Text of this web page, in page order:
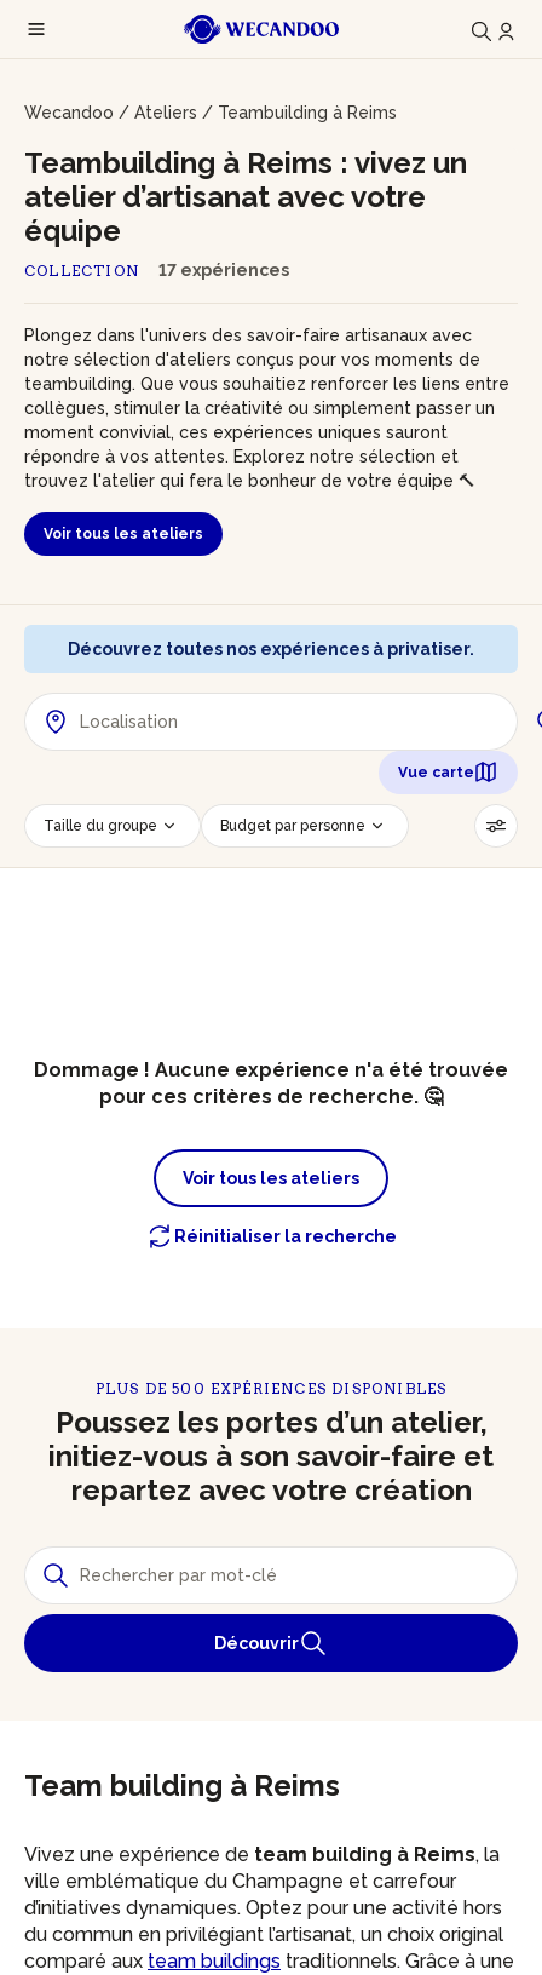
Wecandoo / Ateliers / Teambuilding à Reims
COLLECTION 17 expériences
Teambuilding à Reims : vivez un
atelier d’artisanat avec votre
équipe
Plongez dans l'univers des savoir-faire artisanaux avec
notre sélection d'ateliers conçus pour vos moments de
teambuilding. Que vous souhaitiez renforcer les liens entre
collègues, stimuler la créativité ou simplement passer un
moment convivial, ces expériences uniques sauront
répondre à vos attentes. Explorez notre sélection et
trouvez l'atelier qui fera le bonheur de votre équipe 🔨
Voir tous les ateliers
Découvrez toutes nos expériences à privatiser.
Vue carte
Taille du groupe Budget par personne
Savoir-faire Techniques
Dommage ! Aucune expérience n'a été trouvée
pour ces critères de recherche. 🤔
Voir tous les ateliers
Réinitialiser la recherche
PLUS DE 500 EXPÉRIENCES DISPONIBLES
Poussez les portes d’un atelier,
initiez-vous à son savoir-faire et
repartez avec votre création
Découvrir
Team building à Reims
Vivez une expérience de team building à Reims, la
ville emblématique du Champagne et carrefour
d’initiatives dynamiques. Optez pour une activité hors
du commun en privilégiant l’artisanat, un choix original
comparé aux team buildings traditionnels. Grâce à une